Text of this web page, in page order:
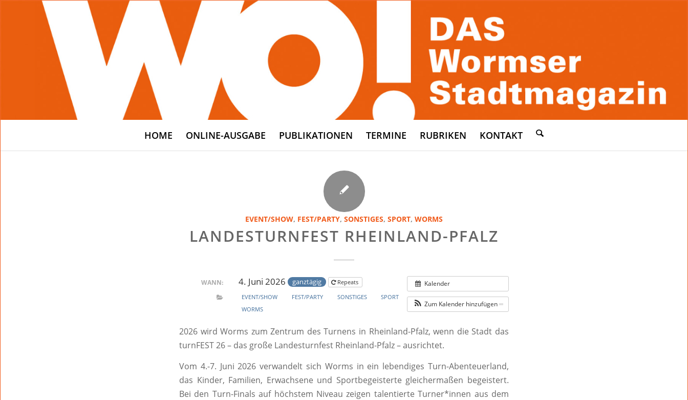
HOME ONLINE-AUSGABE PUBLIKATIONEN TERMINE RUBRIKEN KONTAKT
EVENT/SHOW, FEST/PARTY, SONSTIGES, SPORT, WORMS
LANDESTURNFEST RHEINLAND-PFALZ
Kalender
Zum Kalender hinzufügen
WANN: 4. Juni 2026 ganztägig
Repeats
EVENT/SHOW
FEST/PARTY SONSTIGES
SPORT
WORMS
2026 wird Worms zum Zentrum des Turnens in Rheinland-Pfalz, wenn die Stadt das
turnFEST 26 – das große Landesturnfest Rheinland-Pfalz – ausrichtet.
Vom 4.-7. Juni 2026 verwandelt sich Worms in ein lebendiges Turn-Abenteuerland,
das Kinder, Familien, Erwachsene und Sportbegeisterte gleichermaßen begeistert.
Bei den Turn-Finals auf höchstem Niveau zeigen talentierte Turner*innen aus dem